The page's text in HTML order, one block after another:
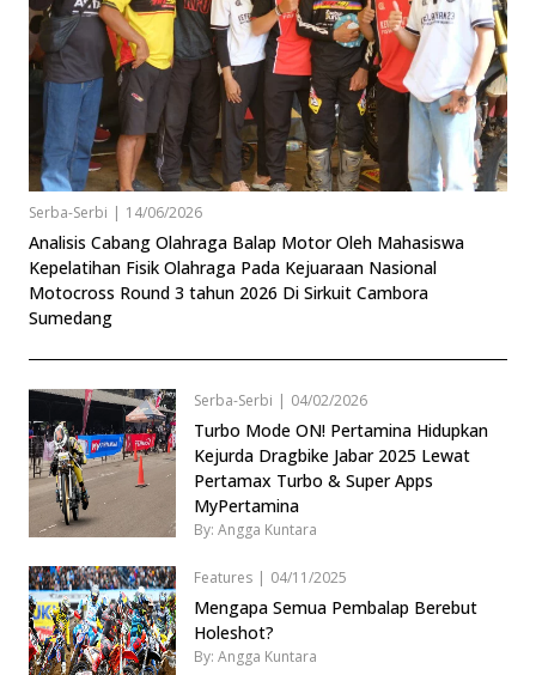
Serba-Serbi | 14/06/2026
Analisis Cabang Olahraga Balap Motor Oleh Mahasiswa
Kepelatihan Fisik Olahraga Pada Kejuaraan Nasional
Motocross Round 3 tahun 2026 Di Sirkuit Cambora
Sumedang
Serba-Serbi | 04/02/2026
Turbo Mode ON! Pertamina Hidupkan
Kejurda Dragbike Jabar 2025 Lewat
Pertamax Turbo & Super Apps
MyPertamina
By: Angga Kuntara
Features | 04/11/2025
Mengapa Semua Pembalap Berebut
Holeshot?
By: Angga Kuntara